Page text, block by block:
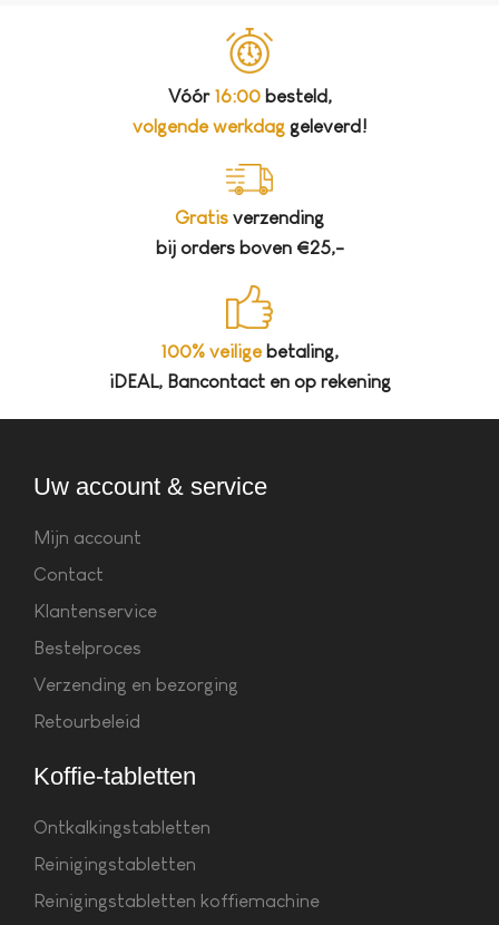
Vóór 16:00besteld,
volgende werkdaggeleverd!
Gratis verzending
bij orders boven €25,-
100% veiligebetaling,
iDEAL, Bancontact en op rekening
Uw account & service
Mijn account
Contact
Klantenservice
Bestelproces
Verzending en bezorging
Retourbeleid
Koffie-tabletten
Ontkalkingstabletten
Reinigingstabletten
Reinigingstabletten koffiemachine